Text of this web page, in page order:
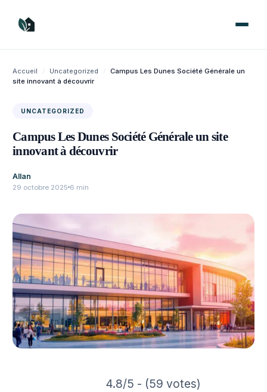
contenu
Accueil / Uncategorized /
Campus Les Dunes Société Générale un
site innovant à découvrir
UNCATEGORIZED
Campus Les Dunes Société Générale un site
innovant à découvrir
Allan
29 octobre 2025 6 min
4.8/5 - (59 votes)